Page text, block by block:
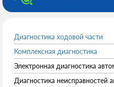
Диагностика ходовой части
Комплексная диагностика
Электронная диагностика
Диагностика неисправностей